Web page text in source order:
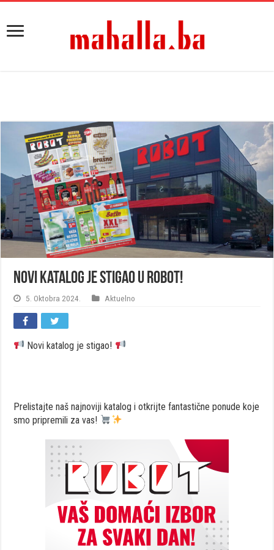
Novi katalog je stigao u ROBOT!
5. Oktobra 2024. Aktuelno
Novi katalog je stigao!
Prelistajte naš najnoviji katalog i otkrijte fantastične ponude koje
smo pripremili za vas!